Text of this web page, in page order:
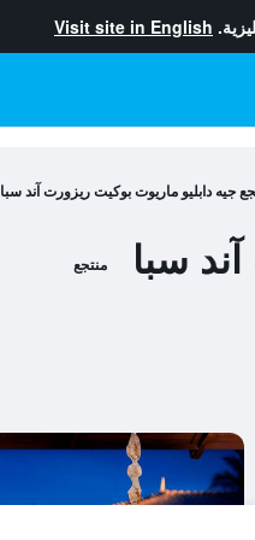
Visit site in English
جيه دابليو ماريوت بوكيت ريزورت آند سبا
سبا منتجع